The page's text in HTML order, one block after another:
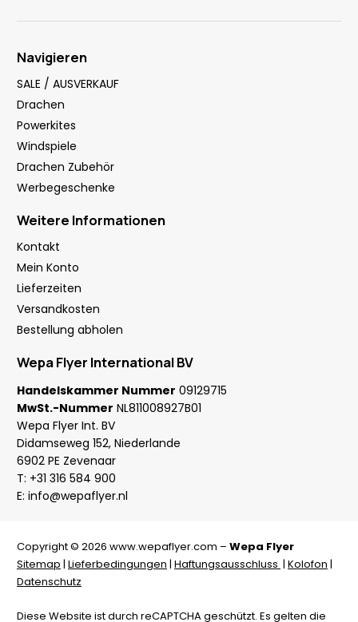
Navigieren
SALE / AUSVERKAUF
Drachen
Powerkites
Windspiele
Drachen Zubehör
Werbegeschenke
Weitere Informationen
Kontakt
Mein Konto
Lieferzeiten
Versandkosten
Bestellung abholen
Wepa Flyer International BV
Handelskammer Nummer 09129715
MwSt.-Nummer NL811008927B01
Wepa Flyer Int. BV
Didamseweg 152, Niederlande
6902 PE Zevenaar
T: +31 316 584 900
E: info@wepaflyer.nl
Copyright © 2026 www.wepaflyer.com – Wepa Flyer
Sitemap | Lieferbedingungen | Haftungsausschluss | Kolofon |
Datenschutz
Diese Website ist durch reCAPTCHA geschützt. Es gelten die